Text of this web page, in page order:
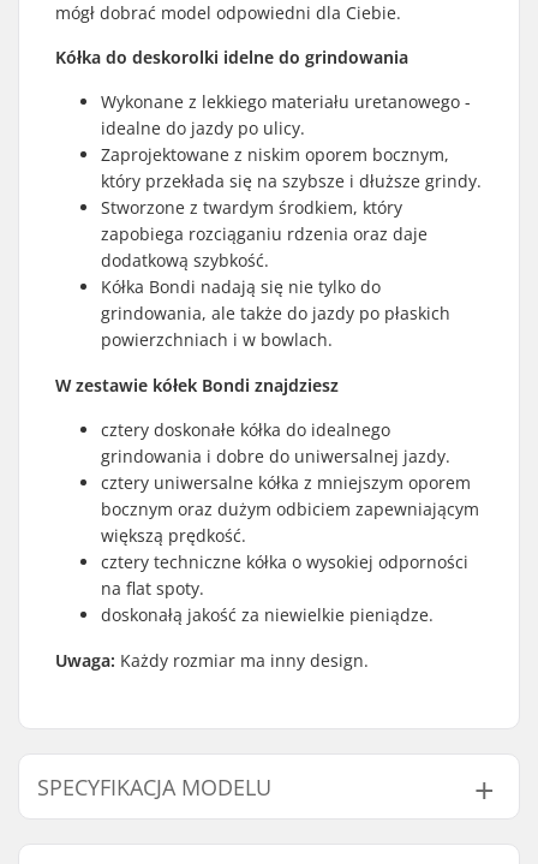
mógł dobrać model odpowiedni dla Ciebie.
Kółka do deskorolki idelne do grindowania
Wykonane z lekkiego materiału uretanowego -
idealne do jazdy po ulicy.
Zaprojektowane z niskim oporem bocznym,
który przekłada się na szybsze i dłuższe grindy.
Stworzone z twardym środkiem, który
zapobiega rozciąganiu rdzenia oraz daje
dodatkową szybkość.
Kółka Bondi nadają się nie tylko do
grindowania, ale także do jazdy po płaskich
powierzchniach i w bowlach.
W zestawie kółek Bondi znajdziesz
cztery doskonałe kółka do idealnego
grindowania i dobre do uniwersalnej jazdy.
cztery uniwersalne kółka z mniejszym oporem
bocznym oraz dużym odbiciem zapewniającym
większą prędkość.
cztery techniczne kółka o wysokiej odporności
na flat spoty.
doskonałą jakość za niewielkie pieniądze.
Uwaga: Każdy rozmiar ma inny design.
SPECYFIKACJA MODELU